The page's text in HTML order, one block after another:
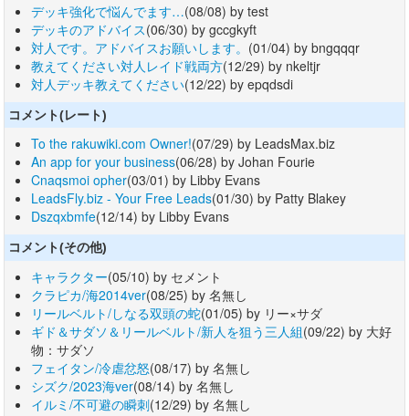
デッキ強化で悩んでます…(08/08) by test
デッキのアドバイス(06/30) by gccgkyft
対人です。アドバイスお願いします。 (01/04) by bngqqqr
教えてください対人レイド戦両方(12/29) by nkeltjr
対人デッキ教えてください(12/22) by epqdsdi
コメント(レート)
To the rakuwiki.com Owner!(07/29) by LeadsMax.biz
An app for your business(06/28) by Johan Fourie
Cnaqsmoi opher(03/01) by Libby Evans
LeadsFly.biz - Your Free Leads(01/30) by Patty Blakey
Dszqxbmfe(12/14) by Libby Evans
コメント(その他)
キャラクター(05/10) by セメント
クラピカ/海2014ver(08/25) by 名無し
リールベルト/しなる双頭の蛇(01/05) by リー×サダ
ギド＆サダソ＆リールベルト/新人を狙う三人組(09/22) by 大好
物：サダソ
フェイタン/冷虐忿怒(08/17) by 名無し
シズク/2023海ver(08/14) by 名無し
イルミ/不可避の瞬刺(12/29) by 名無し